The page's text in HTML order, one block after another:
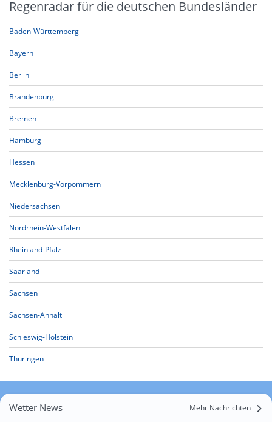
Regenradar für die deutschen Bundesländer
Baden-Württemberg
Bayern
Berlin
Brandenburg
Bremen
Hamburg
Hessen
Mecklenburg-Vorpommern
Niedersachsen
Nordrhein-Westfalen
Rheinland-Pfalz
Saarland
Sachsen
Sachsen-Anhalt
Schleswig-Holstein
Thüringen
Wetter News Mehr Nachrichten